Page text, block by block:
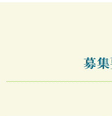
募